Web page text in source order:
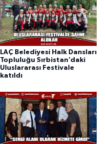
LAÇ Belediyesi Halk Dansları
Topluluğu Sırbistan’daki
Uluslararası Festivale
katıldı